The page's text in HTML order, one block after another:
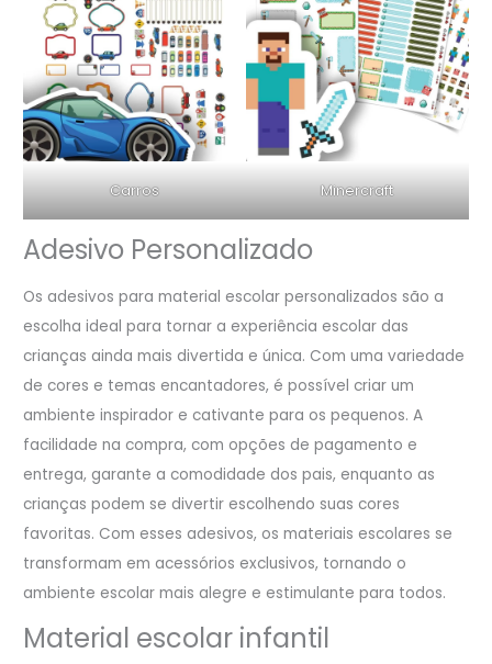
Carros Minercraft
Adesivo Personalizado
Os adesivos para material escolar personalizados são a
escolha ideal para tornar a experiência escolar das
crianças ainda mais divertida e única. Com uma variedade
de cores e temas encantadores, é possível criar um
ambiente inspirador e cativante para os pequenos. A
facilidade na compra, com opções de pagamento e
entrega, garante a comodidade dos pais, enquanto as
crianças podem se divertir escolhendo suas cores
favoritas. Com esses adesivos, os materiais escolares se
transformam em acessórios exclusivos, tornando o
ambiente escolar mais alegre e estimulante para todos.
Material escolar infantil